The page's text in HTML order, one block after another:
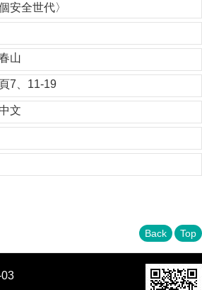
安全世代〉
山
頁7、11-19
中文
Back Top